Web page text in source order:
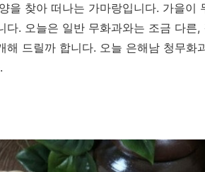
을 찾아 떠나는 가마랑입니다. 가을이
다. 오늘은 일반 무화과와는 조금 다른
해 드릴까 합니다. 오늘 은해남 청무화